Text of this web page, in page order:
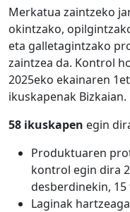
Merkatua zaintzeko
okintzako,
eta galletagintzako
zaintzea da. Kontrol
2025eko ekainaren
ikuskapenak Bizkaian.
58 ikuskapen egin
Produktuaren
kontrol egin dira
desberdinekin,
Laginak